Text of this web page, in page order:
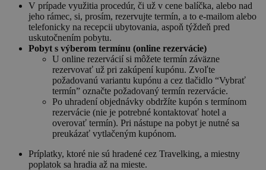
V prípade využitia procedúr, či už v cene balíčka, alebo nad
jeho rámec, si, prosím, rezervujte termín, a to e-mailom alebo
telefonicky na recepcii ubytovania, aspoň týždeň pred
uskutočnením pobytu.
Pobyt s výberom termínu (online rezervácie)
U online rezervácií si môžete termín záväzne
rezervovať už pri zakúpení kupónu. Zvoľte
požadovanú variantu kupónu a cez tlačidlo “Vybrať
termín” označte požadovaný termín rezervácie.
Po uhradení objednávky obdržíte kupón s termínom
rezervácie (nie je potrebné kontaktovať hotel a
overovať termín). Pri nástupe na pobyt je nutné sa
preukázať vytlačeným kupónom.
Príplatky, ktoré nie sú hradené cez Travelking, a miestny
poplatok sa hradia až na mieste.